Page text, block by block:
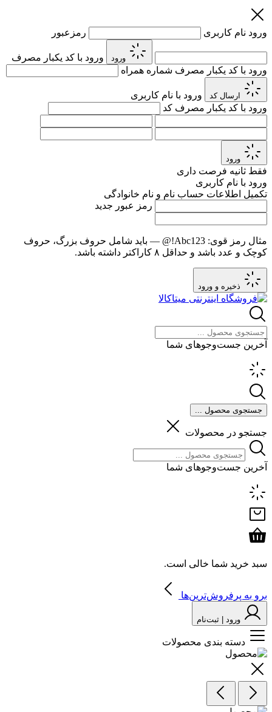
ورود نام کاربری رمزعبور
ورود
ورود با کد یکبار مصرف
ورود با کد یکبار مصرف شماره همراه
ارسال کد
ورود با نام کاربری
ورود با کد یکبار مصرف کد
ورود
فقط ثانیه فرصت داری
ورود با نام کاربری
تکمیل اطلاعات حساب نام و نام خانوادگی
رمز عبور جدید
مثال رمز قوی: Abc123!@
— باید شامل حروف بزرگ، حروف
کوچک و عدد باشد و حداقل ۸ کاراکتر داشته باشد.
ذخیره و ورود
آخرین جست‌وجوهای شما
جستجوی محصول ...
جستجو در محصولات
آخرین جست‌وجوهای شما
سبد خرید شما خالی است.
برو به پرفروش‌ترین‌ها
ورود | ثبت‌نام
دسته بندی محصولات